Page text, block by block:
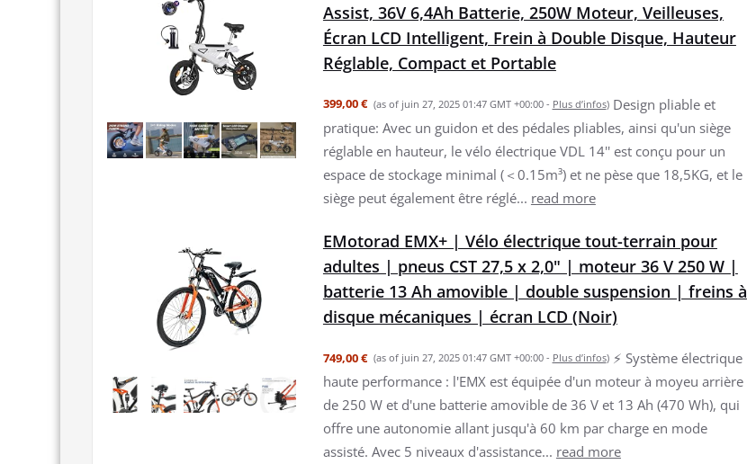
Assist, 36V 6,4Ah Batterie, 250W Moteur, Veilleuses,
Écran LCD Intelligent, Frein à Double Disque, Hauteur
Réglable, Compact et Portable
399,00 € (as of juin 27, 2025 01:47 GMT +00:00 - Plus d’infos) Design pliable et
pratique: Avec un guidon et des pédales pliables, ainsi qu'un siège
réglable en hauteur, le vélo électrique VDL 14'' est conçu pour un
espace de stockage minimal (＜0.15m³) et ne pèse que 18,5KG, et le
siège peut également être réglé... read more
EMotorad EMX+ | Vélo électrique tout-terrain pour
adultes | pneus CST 27,5 x 2,0" | moteur 36 V 250 W |
batterie 13 Ah amovible | double suspension | freins à
disque mécaniques | écran LCD (Noir)
749,00 € (as of juin 27, 2025 01:47 GMT +00:00 - Plus d’infos) ⚡ Système électrique
haute performance : l'EMX est équipée d'un moteur à moyeu arrière
de 250 W et d'une batterie amovible de 36 V et 13 Ah (470 Wh), qui
offre une autonomie allant jusqu'à 60 km par charge en mode
assisté. Avec 5 niveaux d'assistance... read more